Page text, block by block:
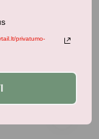
privatumo-